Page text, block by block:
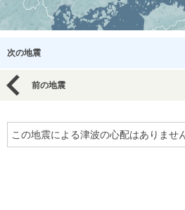
次の地震
前の地震
この地震による津波の心配はありませ